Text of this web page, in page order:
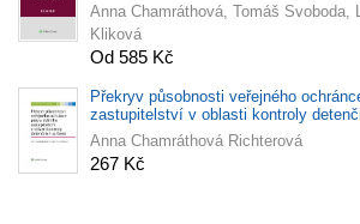
Anna Chamráthová, Tomáš Svoboda,
Kliková
Od 585 Kč
Překryv působnosti veřejného
zastupitelství v oblasti kontroly
Anna Chamráthová Richterová
267 Kč